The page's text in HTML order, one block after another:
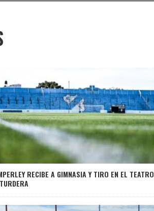
RECIBE A GIMNASIA Y TIRO EN EL TEATRO